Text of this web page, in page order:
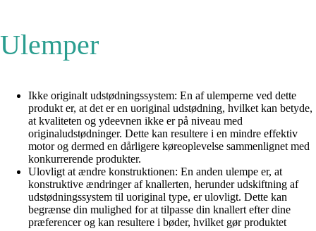
Ulemper
Ikke originalt udstødningssystem: En af ulemperne ved dette
produkt er, at det er en uoriginal udstødning, hvilket kan betyde,
at kvaliteten og ydeevnen ikke er på niveau med
originaludstødninger. Dette kan resultere i en mindre effektiv
motor og dermed en dårligere køreoplevelse sammenlignet med
konkurrerende produkter.
Ulovligt at ændre konstruktionen: En anden ulempe er, at
konstruktive ændringer af knallerten, herunder udskiftning af
udstødningssystem til uoriginal type, er ulovligt. Dette kan
begrænse din mulighed for at tilpasse din knallert efter dine
præferencer og kan resultere i bøder, hvilket gør produktet